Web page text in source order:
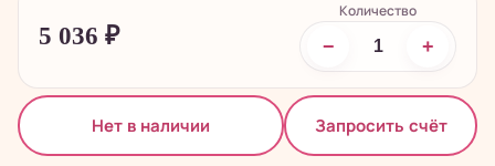
5 036 ₽
Количество
− +
Нет в наличии Запросить счёт